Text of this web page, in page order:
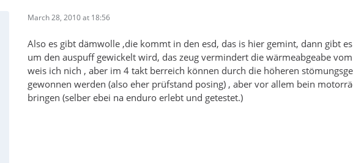
March 28, 2010 at 18:56
Also es gibt dämwolle ,die kommt in den esd, das is hier gemint, dann gibt
um den auspuff gewickelt wird, das zeug vermindert die wärmeabgeabe
weis ich nich , aber im 4 takt berreich können durch die höheren
gewonnen werden (also eher prüfstand posing) , aber vor allem bein
bringen (selber ebei na enduro erlebt und getestet.)